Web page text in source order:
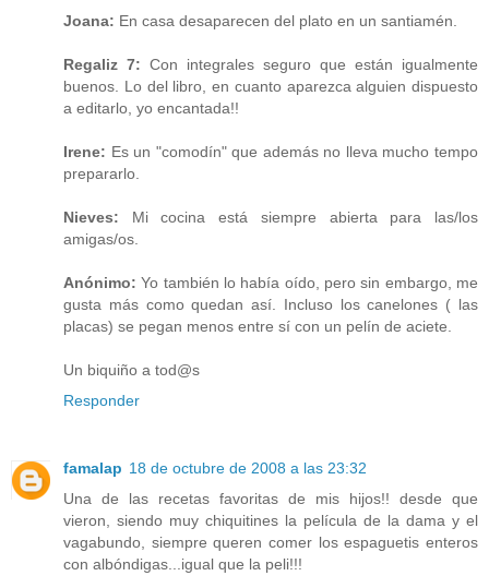
Joana: En casa desaparecen del plato en un santiamén.
Regaliz 7: Con integrales seguro que están igualmente
buenos. Lo del libro, en cuanto aparezca alguien dispuesto
a editarlo, yo encantada!!
Irene: Es un "comodín" que además no lleva mucho tempo
prepararlo.
Nieves: Mi cocina está siempre abierta para las/los
amigas/os.
Anónimo: Yo también lo había oído, pero sin embargo, me
gusta más como quedan así. Incluso los canelones ( las
placas) se pegan menos entre sí con un pelín de aciete.
Un biquiño a tod@s
Responder
famalap 18 de octubre de 2008 a las 23:32
Una de las recetas favoritas de mis hijos!! desde que
vieron, siendo muy chiquitines la película de la dama y el
vagabundo, siempre queren comer los espaguetis enteros
con albóndigas...igual que la peli!!!